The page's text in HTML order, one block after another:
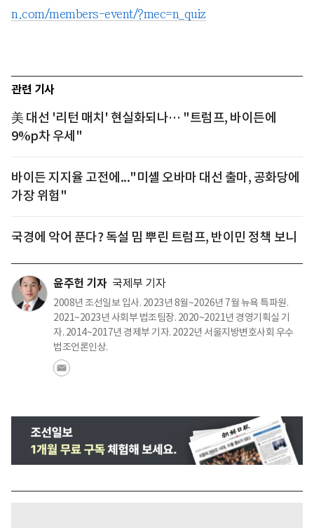
n.com/members-event/?mec=n_quiz
관련 기사
美 대선 '리턴 매치' 현실화되나… "트럼프, 바이든에
9%p차 우세"
바이든 지지율 고전에..."미셸 오바마 대선 출마, 공화당에
가장 위험"
국경에 악어 푼다? 독설 밈 뿌린 트럼프, 반이민 정책 보니
윤주헌 기자 국제부 기자
2008년 조선일보 입사. 2023년 8월~2026년 7월 뉴욕 특파원.
2021~2023년 사회부 법조팀장. 2020~2021년 경영기획실 기
자. 2014~2017년 경제부 기자. 2022년 서울지방변호사회 우수
법조언론인상.